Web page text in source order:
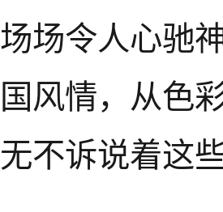
场场令人心驰
国风情，从色
无不诉说着这